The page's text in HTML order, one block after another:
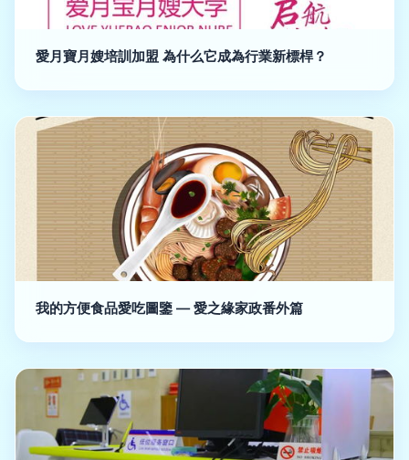
愛月寶月嫂培訓加盟 為什么它成為行業新標桿？
我的方便食品愛吃圖鑒 — 愛之緣家政番外篇